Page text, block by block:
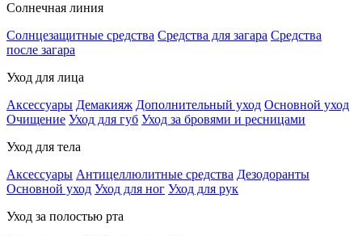
Солнечная линия
Солнцезащитные средства Средства для загара Средства
после загара
Уход для лица
Аксессуары Демакияж Дополнительный уход Основной уход
Очищение Уход для губ Уход за бровями и ресницами
Уход для тела
Аксессуары Антицеллюлитные средства Дезодоранты
Основной уход Уход для ног Уход для рук
Уход за полостью рта